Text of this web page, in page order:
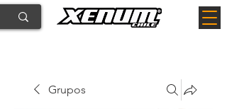
Grupos